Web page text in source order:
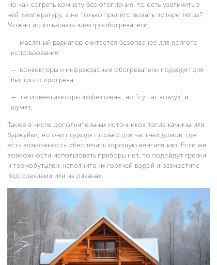
Но как согреть комнату без отопления, то есть увеличить в
ней температуру, а не только препятствовать потере тепла?
Можно использовать электрообогреватели:
масляный радиатор считается безопаснее для долгого
использования;
конвекторы и инфракрасные обогреватели подходят для
быстрого прогрева;
тепловентиляторы эффективны, но “сушат воздух” и
шумят.
Также в числе дополнительных источников тепла камины или
буржуйки, но они подходят только для частных домов, где
есть возможность обеспечить хорошую вентиляцию. Если же
возможности использовать приборы нет, то подойдут грелки
и термобутылки: наполните их горячей водой и разместите
под одеялами или на диванах.